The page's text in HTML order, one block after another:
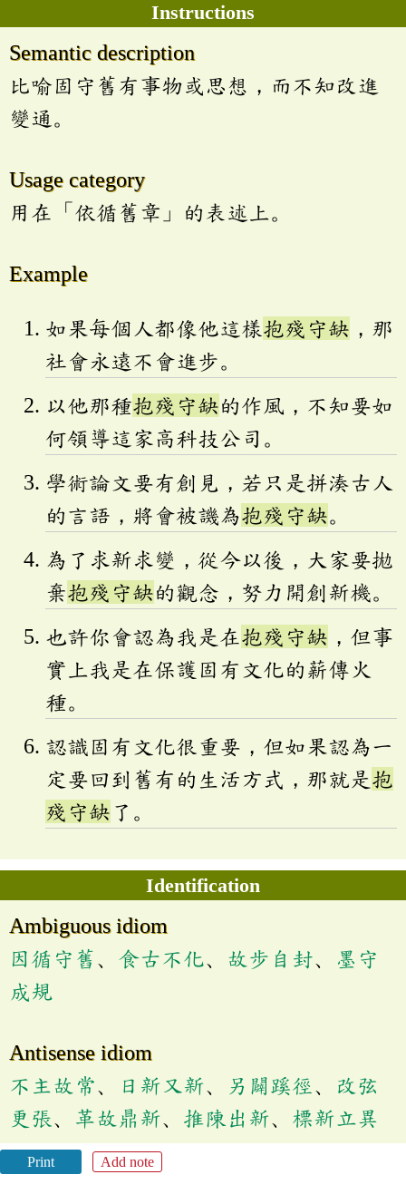
Instructions
Semantic description
比喻固守舊有事物或思想，而不知改進
變通。
Usage category
用在「依循舊章」的表述上。
Example
如果每個人都像他這樣抱殘守缺 ，那
社會永遠不會進步。
以他那種抱殘守缺的作風，不知要如
何領導這家高科技公司。
學術論文要有創見，若只是拼湊古人
的言語，將會被譏為抱殘守缺。
為了求新求變，從今以後，大家要拋
棄抱殘守缺的觀念，努力開創新機。
也許你會認為我是在抱殘守缺 ，但事
實上我是在保護固有文化的薪傳火
種。
認識固有文化很重要，但如果認為一
定要回到舊有的生活方式，那就是抱
殘守缺 了。
Identification
Ambiguous idiom
因循守舊、 食古不化、 故步自封、
墨守
成規
Antisense idiom
不主故常、 日新又新、 另闢蹊徑、
改弦
更張、 革故鼎新、 推陳出新、 標新立異
Print Add note